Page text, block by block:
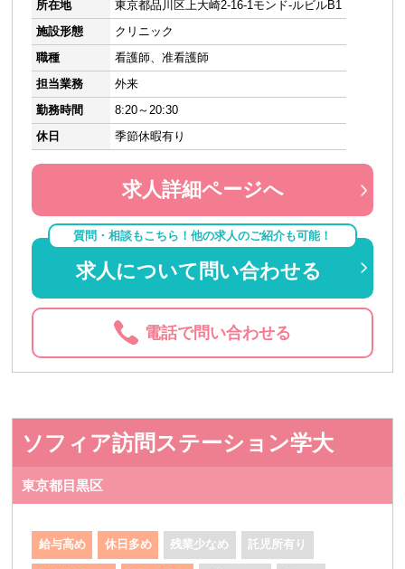
所在地
東京都品川区上大崎2-16-1モンド-ルビルB1
施設形態
クリニック
職種
看護師、准看護師
担当業務
外来
勤務時間
8:20～20:30
休日
季節休暇有り
求人詳細ページへ
質問・相談もこちら！他の求人のご紹介も可能！
求人について問い合わせる
電話で問い合わせる
ソフィア訪問ステーション学大
東京都目黒区
給与高め 休日多め 残業少なめ 託児所有り